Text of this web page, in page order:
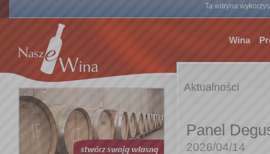
Ta witryna
Wina
Aktualności
Panel
2026/04/14